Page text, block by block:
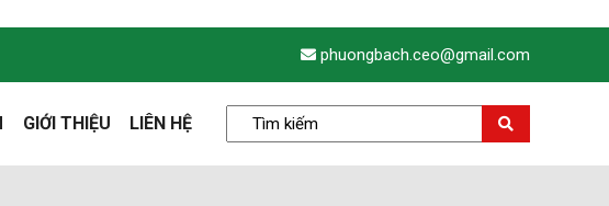
phuongbach.ceo@gmail.com
GIỚI THIỆU LIÊN HỆ